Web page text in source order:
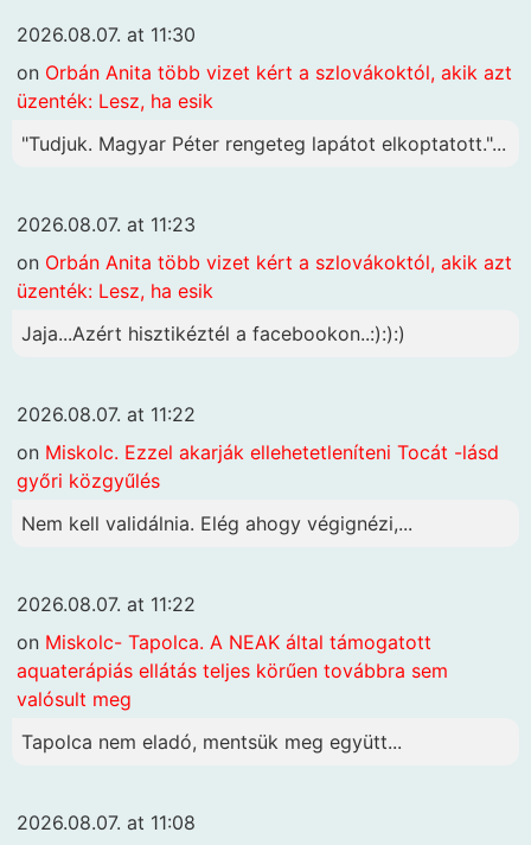
2026.08.07. at 11:30
on Orbán Anita több vizet kért a szlovákoktól, akik azt
üzenték: Lesz, ha esik
"Tudjuk. Magyar Péter rengeteg lapátot elkoptatott."...
2026.08.07. at 11:23
on Orbán Anita több vizet kért a szlovákoktól, akik azt
üzenték: Lesz, ha esik
Jaja...Azért hisztikéztél a facebookon..:):):)
2026.08.07. at 11:22
on Miskolc. Ezzel akarják ellehetetleníteni Tocát -lásd
győri közgyűlés
Nem kell validálnia. Elég ahogy végignézi,...
2026.08.07. at 11:22
on Miskolc- Tapolca. A NEAK által támogatott
aquaterápiás ellátás teljes körűen továbbra sem
valósult meg
Tapolca nem eladó, mentsük meg együtt...
2026.08.07. at 11:08